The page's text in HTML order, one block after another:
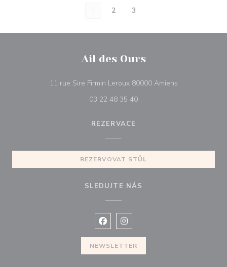
2 3
Ail des Ours
11 rue Sire Firmin Leroux 80000 Amiens((otevře se v
03 22 48 35 40
REZERVACE
REZERVOVAT STŮL
SLEDUJTE NÁS
Facebook ((otevře se v novém
Instagram ((otevře se v
NEWSLETTER